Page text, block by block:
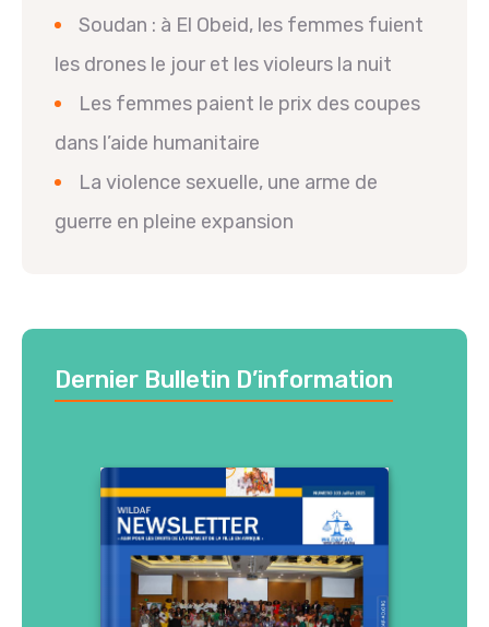
Soudan : à El Obeid, les femmes fuient
les drones le jour et les violeurs la nuit
Les femmes paient le prix des coupes
dans l’aide humanitaire
La violence sexuelle, une arme de
guerre en pleine expansion
Dernier Bulletin D’information